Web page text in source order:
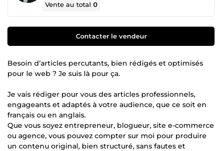
Vente au total0
Contacter le vendeur
Besoin d’articles percutants, bien rédigés et optimisés
pour le web ? Je suis là pour ça.
Je vais rédiger pour vous des articles professionnels,
engageants et adaptés à votre audience, que ce soit en
français ou en anglais.
Que vous soyez entrepreneur, blogueur, site e-commerce
ou agence, vous pouvez compter sur moi pour produire
un contenu original, bien structuré, sans fautes et